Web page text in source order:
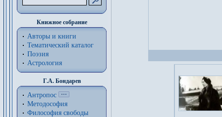
Книжное собрание
Авторы и книги
Тематический каталог
Поэзия
Астрология
Г.А. Бондарев
Антропос
Методософия
Философия cвободы